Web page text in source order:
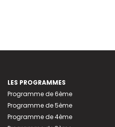
LES PROGRAMMES
Programme de 6ème
Programme de 5ème
Programme de 4ème